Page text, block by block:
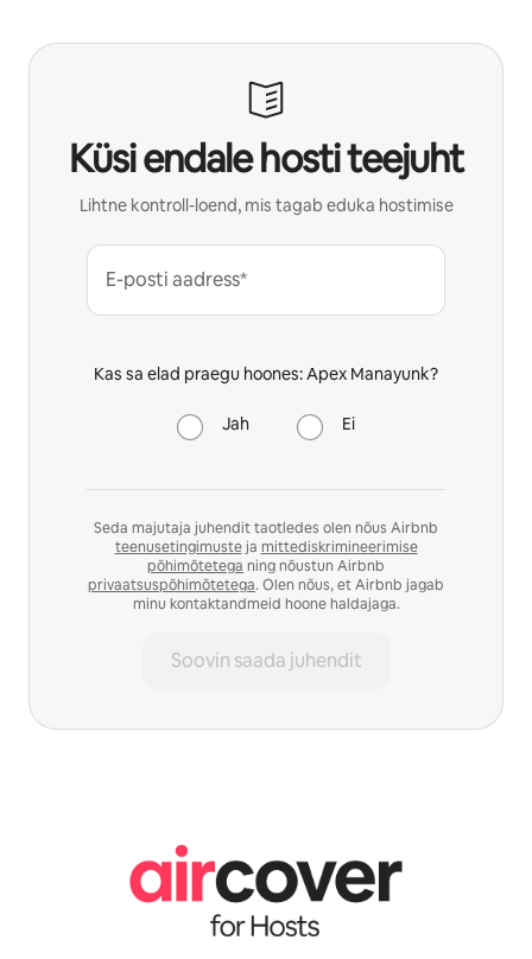
Küsi endale hosti teejuht
Lihtne kontroll-loend, mis tagab eduka hostimise
E-posti aadress*
Kas sa elad praegu hoones: Apex Manayunk?
Jah Ei
Seda majutaja juhendit taotledes olen nõus Airbnb
teenusetingimusteja mittediskrimineerimise
põhimõtetega ning nõustun Airbnb
privaatsuspõhimõtetega. Olen nõus, et Airbnb jagab
minu kontaktandmeid hoone haldajaga.
Soovin saada juhendit